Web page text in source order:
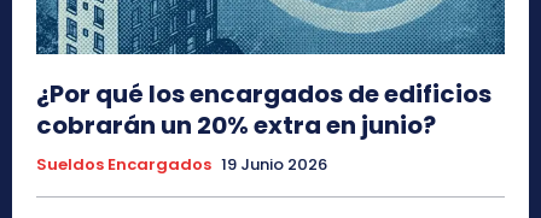
¿Por qué los encargados de edificios
cobrarán un 20% extra en junio?
Sueldos Encargados 19 Junio 2026